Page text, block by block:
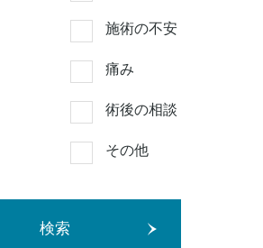
施術の不安
痛み
術後の相談
その他
検索